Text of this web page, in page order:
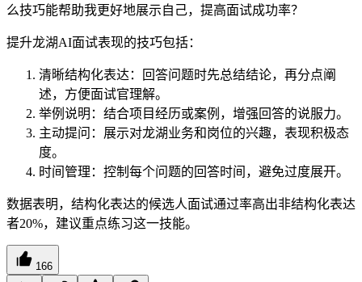
么技巧能帮助我更好地展示自己，提高面试成功率？
提升龙湖AI面试表现的技巧包括：
清晰结构化表达：回答问题时先总结结论，再分点阐
述，方便面试官理解。
举例说明：结合项目经历或案例，增强回答的说服力。
主动提问：展示对龙湖业务和岗位的兴趣，表现积极态
度。
时间管理：控制每个问题的回答时间，避免过度展开。
数据表明，结构化表达的候选人面试通过率高出非结构化表达
者20%，建议重点练习这一技能。
166